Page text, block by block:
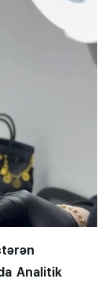
Analitik